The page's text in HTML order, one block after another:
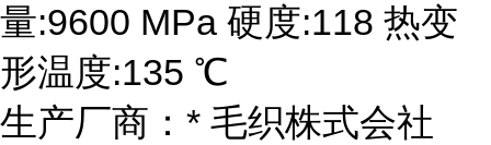
量:9600 MPa 硬度:118 热变
形温度:135 ℃
生产厂商：* 毛织株式会社